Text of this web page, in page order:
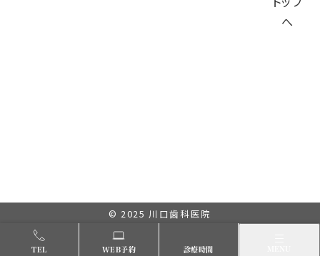
© 2025 川口歯科医院
TEL WEB予約 診療時間